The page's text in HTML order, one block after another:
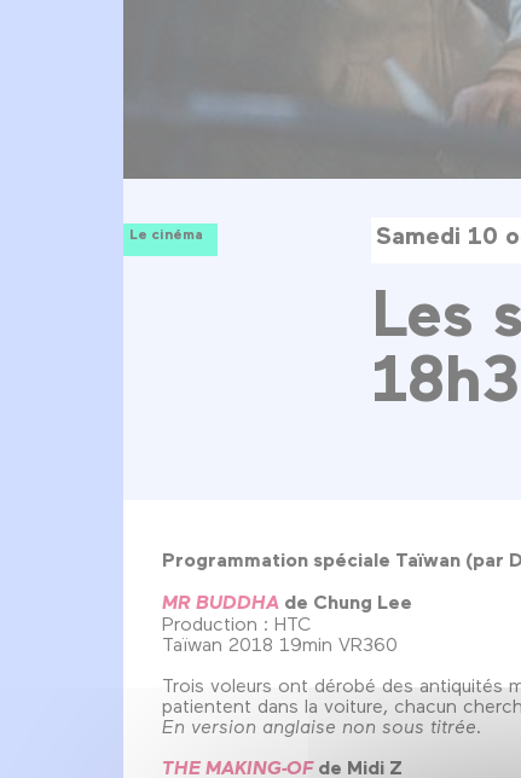
Le cinéma Samedi 10
Les
Programmation spéciale Taïwan (par
MR BUDDHA de Chung Lee
Production : HTC
Taïwan 2018 19min VR360
Trois voleurs ont dérobé des antiquités
patientent dans la voiture, chacun
En version anglaise non sous titrée.
THE MAKING-OFde Midi Z